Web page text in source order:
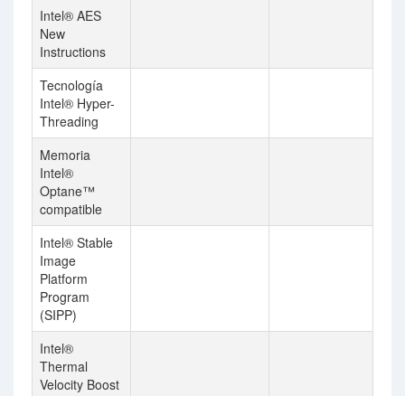
Intel® AES
New
Instructions
Tecnología
Intel® Hyper-
Threading
Memoria
Intel®
Optane™
compatible
Intel® Stable
Image
Platform
Program
(SIPP)
Intel®
Thermal
Velocity Boost